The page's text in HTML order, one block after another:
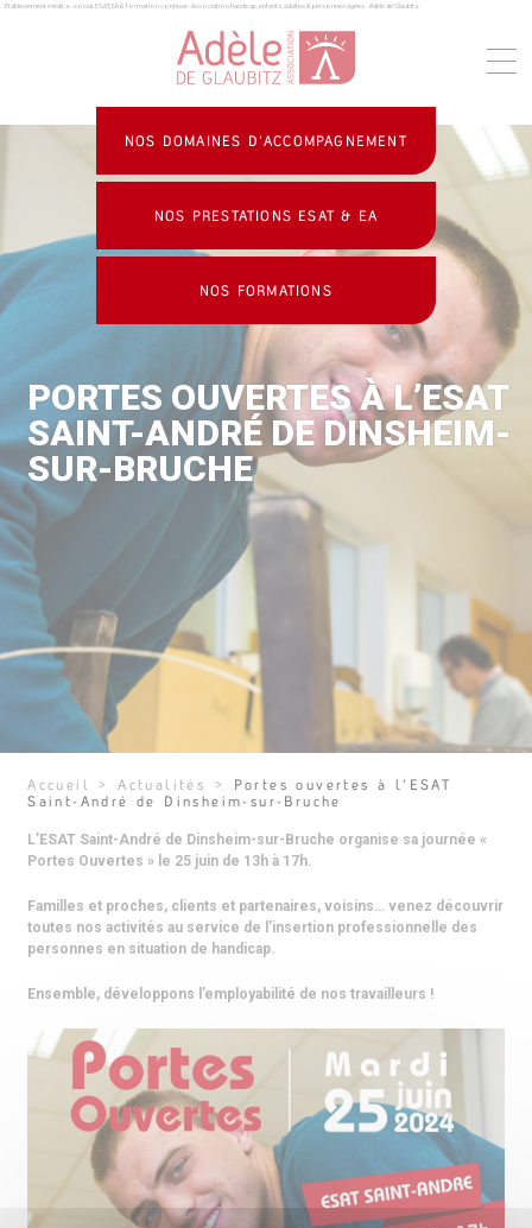
Panneau de gestion des cookies
Établissement médico-social, ESAT, EA & formation continue : Association handicap, enfants, adultes & personnes âgées - Adèle de Glaubitz
NOS DOMAINES D’ACCOMPAGNEMENT
NOS PRESTATIONS ESAT & EA
NOS FORMATIONS
PORTES OUVERTES À L’ESAT
SAINT-ANDRÉ DE DINSHEIM-
SUR-BRUCHE
Accueil >Actualités >
Portes ouvertes à l’ESAT
Saint-André de Dinsheim-sur-Bruche
L’ESAT Saint-André de Dinsheim-sur-Bruche organise sa journée «
Portes Ouvertes » le 25 juin de 13h à 17h.
Familles et proches, clients et partenaires, voisins… venez découvrir
toutes nos activités au service de l’insertion professionnelle des
personnes en situation de handicap.
Ensemble, développons l’employabilité de nos travailleurs !